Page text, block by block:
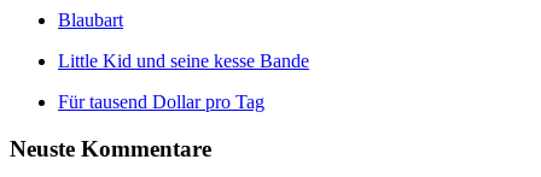
Blaubart
Little Kid und seine kesse Bande
Für tausend Dollar pro Tag
Neuste Kommentare